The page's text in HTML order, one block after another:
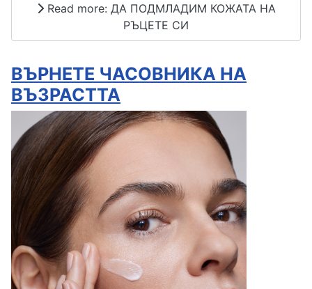
Read more: ДА ПОДМЛАДИМ КОЖАТА НА
РЪЦЕТЕ СИ
ВЪРНЕТЕ ЧАСОВНИКА НА
ВЪЗРАСТТА